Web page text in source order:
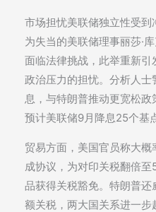
市场担忧美联储独立性受
为失当的美联储理事丽莎·
面临法律挑战，此举重新
政治压力的担忧。分析人
息，与特朗普推动更宽松
预计美联储9月降息25个基
贸易方面，美国官员称大
成协议，为对印关税翻倍
品获得关税豁免。特朗普
额关税，两大国关系进一